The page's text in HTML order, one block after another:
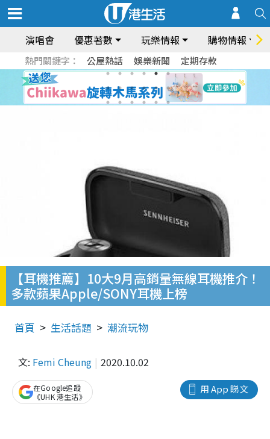
演唱會 優惠著數 玩樂情報 購物情報
熱門關鍵字： 公屋熱話 娛樂新聞 定期存款
【耳機推薦】10大9月高銷量無線耳機推介！
多款蘋果Apple/SONY耳機上榜
首頁 生活話題 潮流玩物
文: Femi Cheung 2020.10.02
用 App 睇文
在Google追蹤
《UHK 港生活》